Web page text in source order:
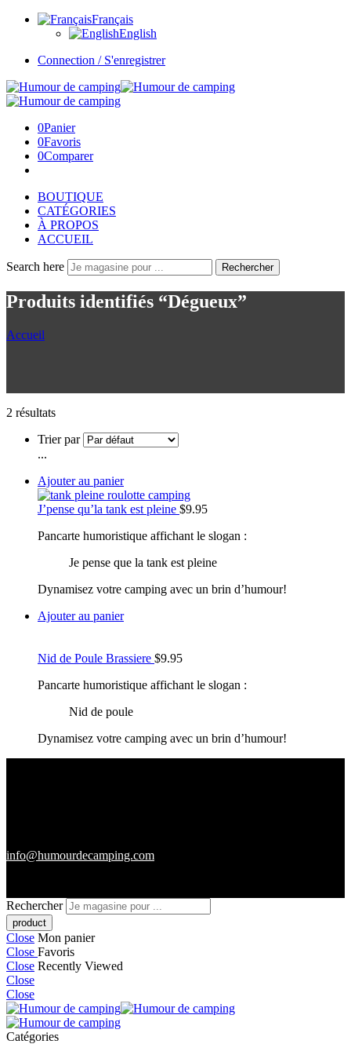
Français
English
Connection / S'enregistrer
0Panier
0Favoris
0Comparer
BOUTIQUE
CATÉGORIES
À PROPOS
ACCUEIL
Search here Rechercher
Produits identifiés “Dégueux”
Accueil
2 résultats
Trier par
...
Ajouter au panier
J’pense qu’la tank est pleine $9.95
Pancarte humoristique affichant le slogan :
Je pense que la tank est pleine
Dynamisez votre camping avec un brin d’humour!
Ajouter au panier
Nid de Poule Brassiere $9.95
Pancarte humoristique affichant le slogan :
Nid de poule
Dynamisez votre camping avec un brin d’humour!
info@humourdecamping.com
Rechercher
Close Mon panier
Close Favoris
Close Recently Viewed
Close
Close
Catégories